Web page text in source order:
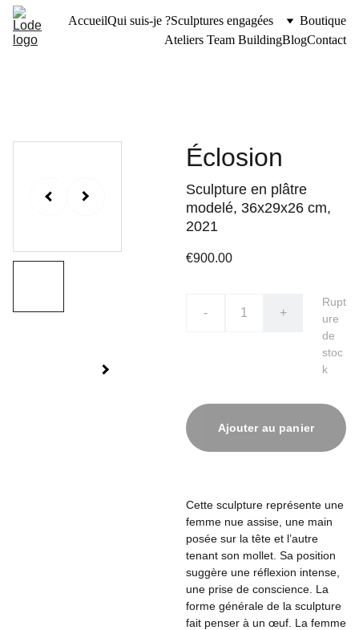
AccueilQui suis-je ?Sculptures engagées
Boutique
Ateliers Team BuildingBlogContact
Éclosion
Sculpture en plâtre
modelé, 36x29x26 cm,
2021
€900.00
- +
Rupt
ure
de
stoc
k
Ajouter au panier
Cette sculpture représente une
femme nue assise, une main
posée sur la tête et l’autre
tenant son mollet. Sa position
suggère une réflexion intense,
une prise de conscience. La
forme générale de la sculpture
fait penser à un œuf. La femme